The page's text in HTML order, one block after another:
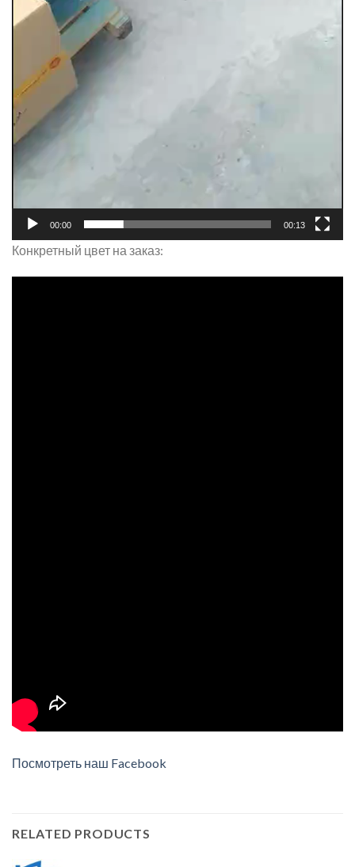
00:00 00:13
Конкретный цвет на заказ:
Посмотреть наш Facebook
RELATED PRODUCTS